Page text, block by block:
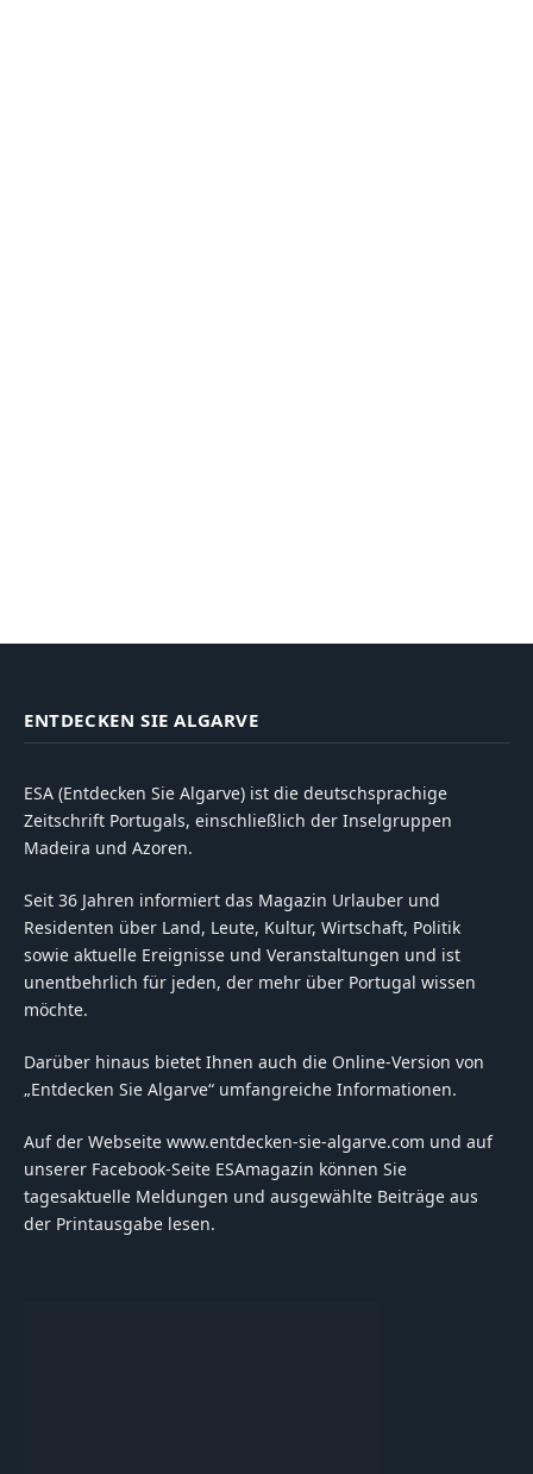
ENTDECKEN SIE ALGARVE
ESA (Entdecken Sie Algarve) ist die deutschsprachige
Zeitschrift Portugals, einschließlich der Inselgruppen
Madeira und Azoren.
Seit 36 Jahren informiert das Magazin Urlauber und
Residenten über Land, Leute, Kultur, Wirtschaft, Politik
sowie aktuelle Ereignisse und Veranstaltungen und ist
unentbehrlich für jeden, der mehr über Portugal wissen
möchte.
Darüber hinaus bietet Ihnen auch die Online-Version von
„Entdecken Sie Algarve“ umfangreiche Informationen.
Auf der Webseite www.entdecken-sie-algarve.com und auf
unserer Facebook-Seite ESAmagazin können Sie
tagesaktuelle Meldungen und ausgewählte Beiträge aus
der Printausgabe lesen.